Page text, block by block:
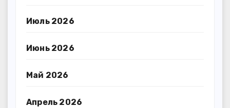
Июль 2026
Июнь 2026
Май 2026
Апрель 2026